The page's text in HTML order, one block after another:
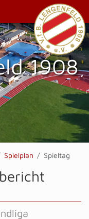
1908
Spielplan Spieltag